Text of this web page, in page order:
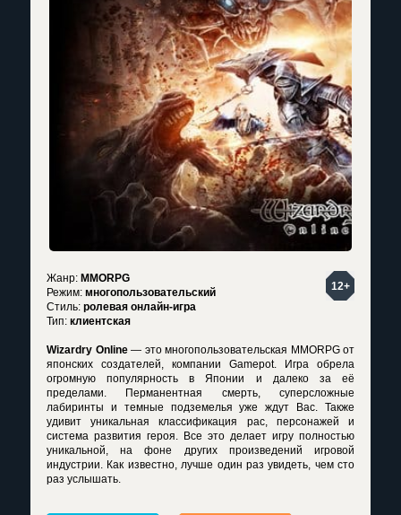
12+
Жанр: MMORPG
Режим: многопользовательский
Стиль: ролевая онлайн-игра
Тип: клиентская
Wizardry Online— это многопользовательская MMORPG от
японских создателей, компании Gamepot. Игра обрела
огромную популярность в Японии и далеко за её
пределами. Перманентная смерть, суперсложные
лабиринты и темные подземелья уже ждут Вас. Также
удивит уникальная классификация рас, персонажей и
система развития героя. Все это делает игру полностью
уникальной, на фоне других произведений игровой
индустрии. Как известно, лучше один раз увидеть, чем сто
раз услышать.